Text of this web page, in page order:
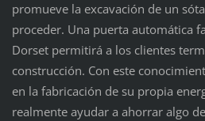
promueve la excavación de un
proceder. Una puerta automática
Dorset permitirá a los clientes
construcción. Con este
en la fabricación de su propia
realmente ayudar a ahorrar algo